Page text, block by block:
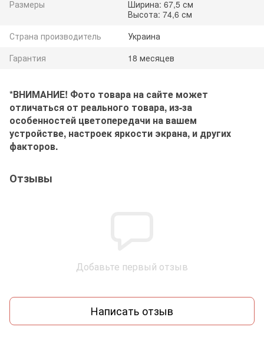
Размеры
Ширина: 67,5 см
Высота: 74,6 см
Страна производитель
Украина
Гарантия
18 месяцев
*ВНИМАНИЕ! Фото товара на сайте может
отличаться от реального товара, из-за
особенностей цветопередачи на вашем
устройстве, настроек яркости экрана, и других
факторов.
Отзывы
Добавьте первый отзыв
Написать отзыв